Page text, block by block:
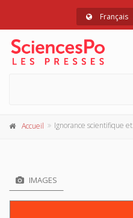
Français
Accueil Ignorance scientifique et inaction publique
IMAGES